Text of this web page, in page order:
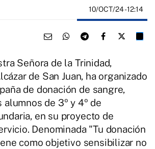
10/OCT/24- 12:14
Señora de la Trinidad,
de San Juan, ha organizado
de donación de sangre,
alumnos de 3º y 4º de
en su proyecto de
Denominada "Tu donación
como objetivo sensibilizar no